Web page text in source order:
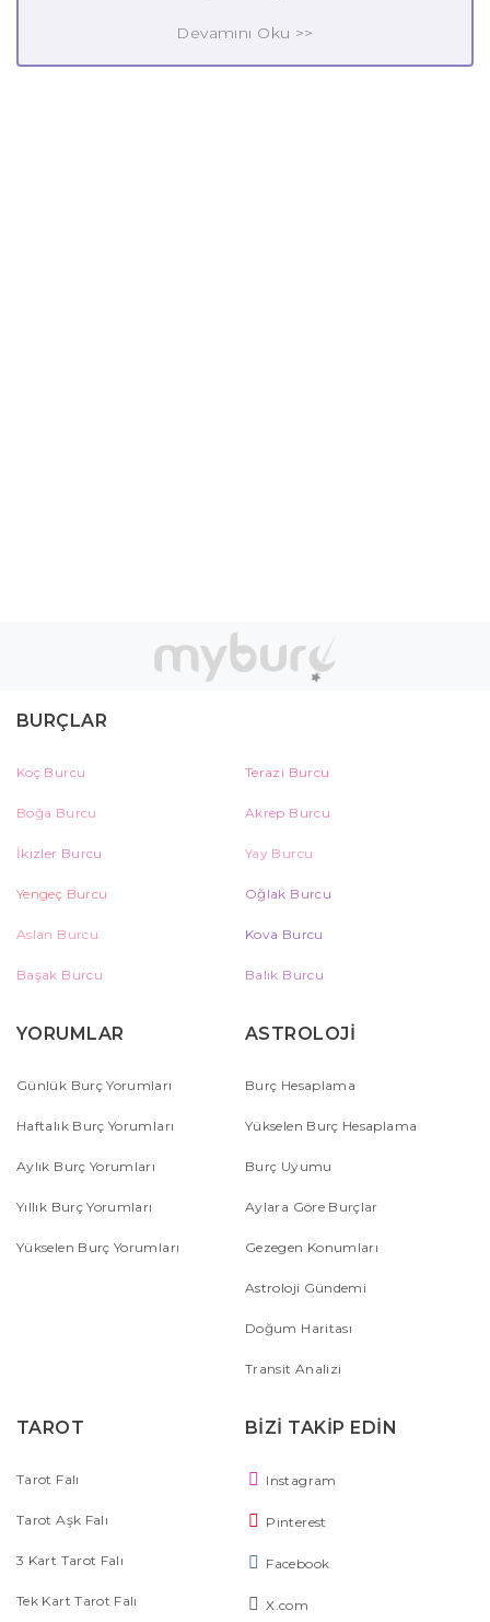
Devamını Oku >>
BURÇLAR
Koç Burcu Terazi Burcu
Boğa Burcu Akrep Burcu
İkizler Burcu Yay Burcu
Yengeç Burcu Oğlak Burcu
Aslan Burcu Kova Burcu
Başak Burcu Balık Burcu
YORUMLAR
Günlük Burç Yorumları
Haftalık Burç Yorumları
Aylık Burç Yorumları
Yıllık Burç Yorumları
Yükselen Burç Yorumları
ASTROLOJİ
Burç Hesaplama
Yükselen Burç Hesaplama
Burç Uyumu
Aylara Göre Burçlar
Gezegen Konumları
Astroloji Gündemi
Doğum Haritası
Transit Analizi
TAROT
Tarot Falı
Tarot Aşk Falı
3 Kart Tarot Falı
Tek Kart Tarot Falı
BİZİ TAKİP EDİN
Instagram
Pinterest
Facebook
X.com